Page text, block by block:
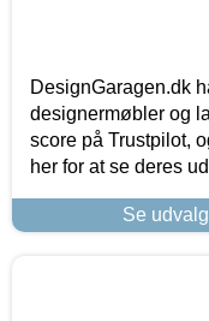
DesignGaragen.dk
designermøbler og
score på Trustpilot,
her for at se deres
Se